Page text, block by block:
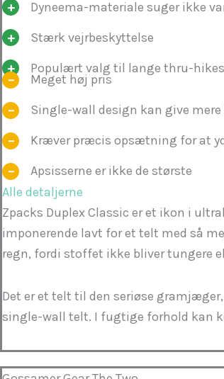
Dyneema-materiale suger ikke
Stærk vejrbeskyttelse
Populært valg til lange thru-hikes
Meget høj pris
Single-wall design kan give
Kræver præcis opsætning for at
Apsisserne er ikke de største
Alle detaljerne
Zpacks Duplex Classic er et ikon i
imponerende lavt for et telt med så
regn, fordi stoffet ikke bliver tungere
Det er et telt til den seriøse
single-wall telt. I fugtige forhold kan